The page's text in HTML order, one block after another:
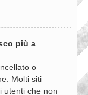
più a
o
Molti siti
utenti che non